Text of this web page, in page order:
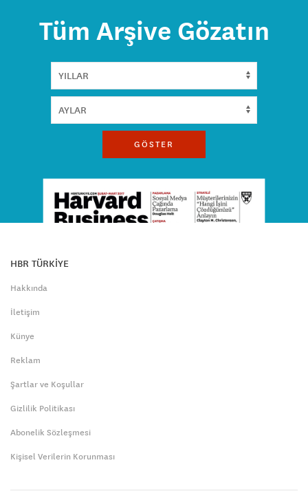
Tüm Arşive Gözatın
GÖSTER
HBR TÜRKİYE
Hakkında
İletişim
Künye
Reklam
Şartlar ve Koşullar
Gizlilik Politikası
Abonelik Sözleşmesi
Kişisel Verilerin Korunması